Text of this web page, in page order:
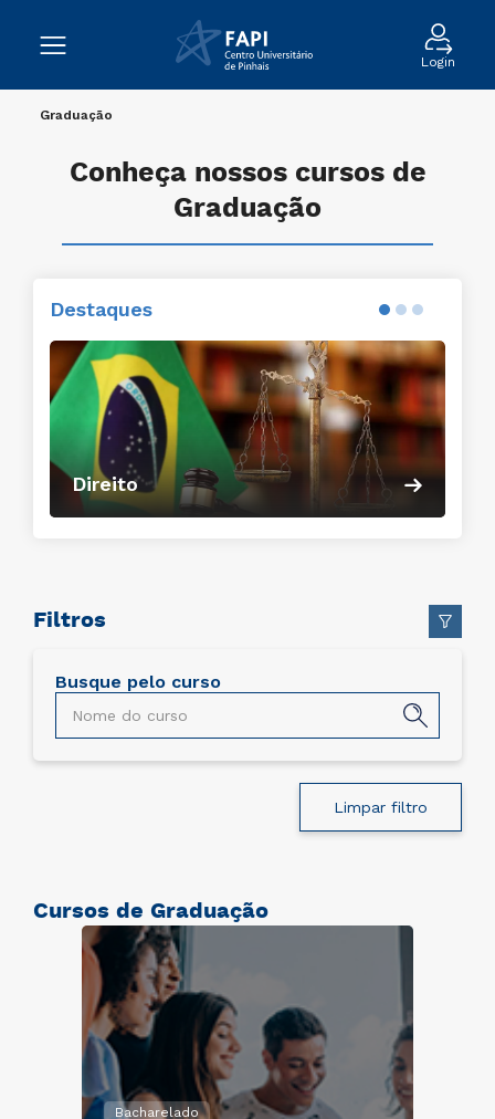
Login
Graduação
Filtros
Busque pelo curso
Limpar filtro
Conheça nossos cursos de
Graduação
Destaques
Direito
Conheça o curso
Cursos de Graduação
Bacharelado